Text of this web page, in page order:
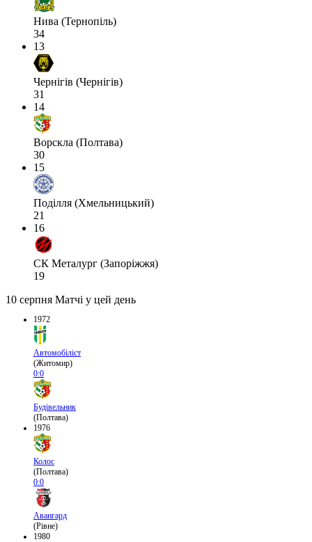
Нива (Тернопіль)
34
13
Чернігів (Чернігів)
31
14
Ворскла (Полтава)
30
15
Поділля (Хмельницький)
21
16
СК Металург (Запоріжжя)
19
10 серпня Матчі у цей день
1972
Автомобіліст
(Житомир)
0:0
Будівельник
(Полтава)
1976
Колос
(Полтава)
0:0
Авангард
(Рівне)
1980